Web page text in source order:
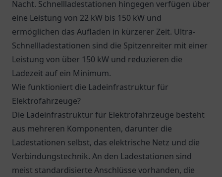
Nacht. Schnellladestationen hingegen verfügen über
eine Leistung von 22 kW bis 150 kW und
ermöglichen das Aufladen in kürzerer Zeit. Ultra-
Schnellladestationen sind die Spitzenreiter mit einer
Leistung von über 150 kW und reduzieren die
Ladezeit auf ein Minimum.
Wie funktioniert die Ladeinfrastruktur für
Elektrofahrzeuge?
Die Ladeinfrastruktur für Elektrofahrzeuge besteht
aus mehreren Komponenten, darunter die
Ladestationen selbst, das elektrische Netz und die
Verbindungstechnik. An den Ladestationen sind
meist standardisierte Anschlüsse vorhanden, die